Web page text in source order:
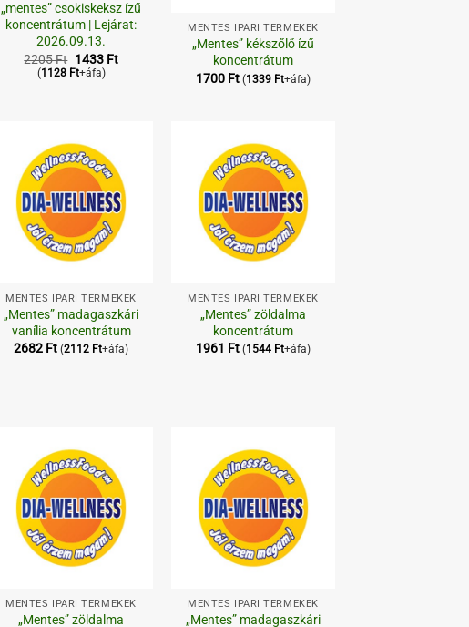
„mentes” csokiskeksz ízű
koncentrátum | Lejárat:
2026.09.13.
2205Ft Original
price
1433 FtCurrent
(1128 Ft+áfa)
MENTES IPARI TERMÉKEK
„Mentes” kékszőlő ízű
koncentrátum
1700 Ft (1339 Ft+áfa)
Kedvenceimhez
MENTES IPARI TERMÉKEK
„Mentes” madagaszkári
vanília koncentrátum
2682 Ft (2112 Ft+áfa)
Kedvenceimhez
MENTES IPARI TERMÉKEK
„Mentes” zöldalma
koncentrátum
1961 Ft (1544 Ft+áfa)
Kedvenceimhez
MENTES IPARI TERMÉKEK
„Mentes” zöldalma
Kedvenceimhez
MENTES IPARI TERMÉKEK
„Mentes” madagaszkári